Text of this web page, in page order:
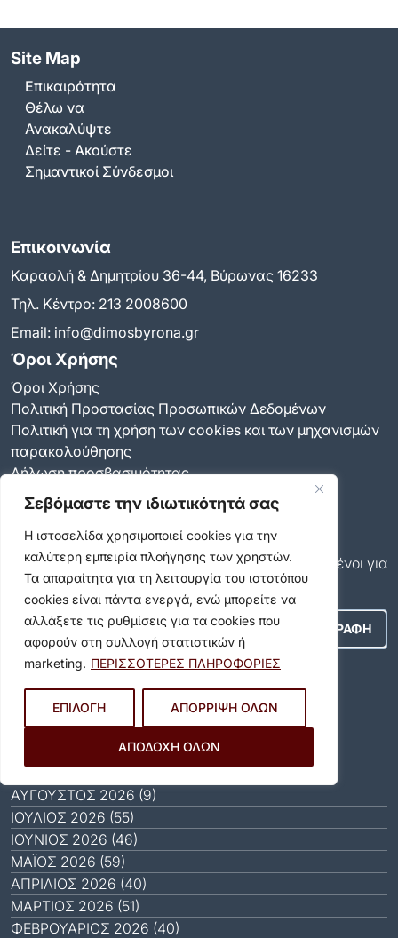
Σεβόμαστε την ιδιωτικότητά σας
Η ιστοσελίδα χρησιμοποιεί cookies για την
καλύτερη εμπειρία πλοήγησης των χρηστών.
Τα απαραίτητα για τη λειτουργία του ιστοτόπου
cookies είναι πάντα ενεργά, ενώ μπορείτε να
αλλάξετε τις ρυθμίσεις για τα cookies που
αφορούν στη συλλογή στατιστικών ή
marketing. ΠΕΡΙΣΣΟΤΕΡΕΣ ΠΛΗΡΟΦΟΡΙΕΣ
ΕΠΙΛΟΓΗ ΑΠΟΡΡΙΨΗ ΟΛΩΝ
ΑΠΟΔΟΧΗ ΟΛΩΝ
Site Map
Επικαιρότητα
Θέλω να
Ανακαλύψτε
Δείτε - Ακούστε
Σημαντικοί Σύνδεσμοι
Επικοινωνία
Καραολή & Δημητρίου 36-44, Βύρωνας 16233
Τηλ. Κέντρο: 213 2008600
Email: info@dimosbyrona.gr
Όροι Χρήσης
Όροι Χρήσης
Πολιτική Προστασίας Προσωπικών Δεδομένων
Πολιτική για τη χρήση των cookies και των μηχανισμών
παρακολούθησης
Δήλωση προσβασιμότητας
Ρυθμίσεις Ιδιωτικότητας
Newsletter
Εγγραφείτε και εσείς συνδρομητές στο δωρεάν
newsletter του Δήμου και μείνετε πάντα ενημερωμένοι για
όλα όσα συμβαίνουν στον δήμο μας!
Αποδέχομαι τουςΌρους Χρήσης.
Social Media
Αρχείο
ΑΎΓΟΥΣΤΟΣ 2026 (9)
ΙΟΎΛΙΟΣ 2026 (55)
ΙΟΎΝΙΟΣ 2026 (46)
ΜΆΙΟΣ 2026 (59)
ΑΠΡΊΛΙΟΣ 2026 (40)
ΜΆΡΤΙΟΣ 2026 (51)
ΦΕΒΡΟΥΆΡΙΟΣ 2026 (40)